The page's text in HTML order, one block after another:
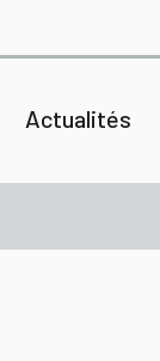
Actualités